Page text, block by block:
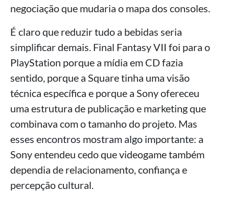
negociação que mudaria o mapa dos consoles.
É claro que reduzir tudo a bebidas seria
simplificar demais. Final Fantasy VII foi para o
PlayStation porque a mídia em CD fazia
sentido, porque a Square tinha uma visão
técnica específica e porque a Sony ofereceu
uma estrutura de publicação e marketing que
combinava com o tamanho do projeto. Mas
esses encontros mostram algo importante: a
Sony entendeu cedo que videogame também
dependia de relacionamento, confiança e
percepção cultural.